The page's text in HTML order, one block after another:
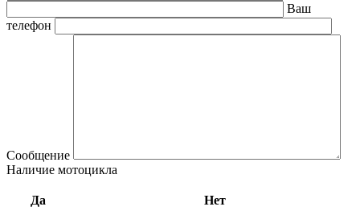
Ваш
телефон
Сообщение
Наличие мотоцикла
Да Нет